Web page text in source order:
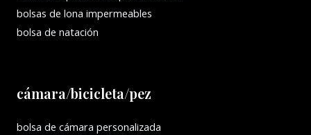
bolsas de lona impermeables
bolsa de natación
cámara/bicicleta/pez
bolsa de cámara personalizada